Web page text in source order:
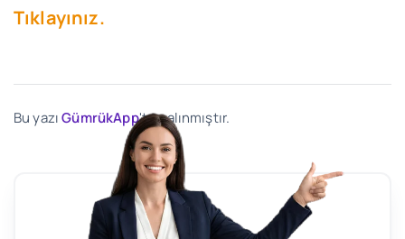
Tıklayınız.
Bu yazıGümrükApp'ten alınmıştır.